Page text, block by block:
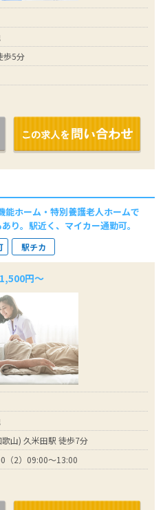
歩5分
能ホーム・特別養護老人ホームで
り。駅近く、マイカー通勤可。
駅チカ
円～
山) 久米田駅 徒歩7分
（2）09:00～13:00